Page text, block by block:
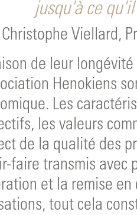
jusqu'à ce
Christophe Viellard,
de leur
Henokiens
Les
les valeurs
de la qualité des
faire transmis avec
et la remise
tout cela